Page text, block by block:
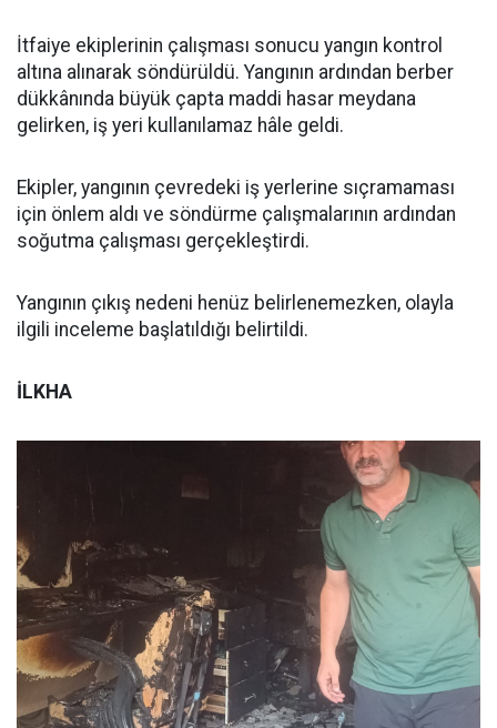
İtfaiye ekiplerinin çalışması sonucu yangın kontrol
altına alınarak söndürüldü. Yangının ardından berber
dükkânında büyük çapta maddi hasar meydana
gelirken, iş yeri kullanılamaz hâle geldi.
Ekipler, yangının çevredeki iş yerlerine sıçramaması
için önlem aldı ve söndürme çalışmalarının ardından
soğutma çalışması gerçekleştirdi.
Yangının çıkış nedeni henüz belirlenemezken, olayla
ilgili inceleme başlatıldığı belirtildi.
İLKHA